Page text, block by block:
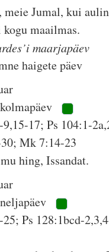
meie Jumal, kui
maailmas.
maarjapäev
haigete päev
17; Ps 104:1-
Mk 7:14-23
hing, Issandat.
Ps 128:1bcd-